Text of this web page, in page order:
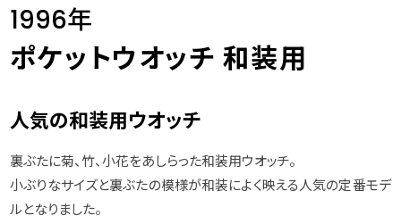
1996年
ポケットウオッチ 和装用
人気の和装用ウオッチ
裏ぶたに菊、竹、小花をあしらった和装用ウオッチ。
小ぶりなサイズと裏ぶたの模様が和装によく映える人気の定番モデ
ルとなりました。